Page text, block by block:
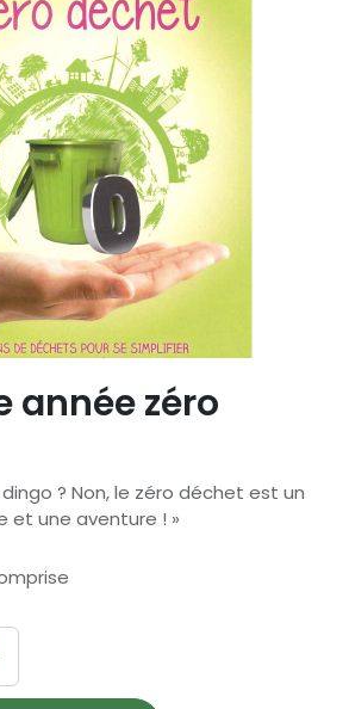
année zéro
dingo ? Non, le zéro déchet est un
et une aventure ! »